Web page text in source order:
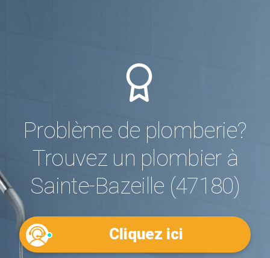
Problème de plomberie?
Trouvez un plombier à
Sainte-Bazeille (47180)
Cliquez ici